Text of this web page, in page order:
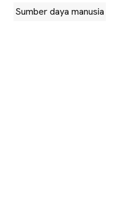
Sumber daya manusia